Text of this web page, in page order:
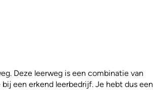
Deze leerweg is een combinatie van
een erkend leerbedrijf. Je hebt dus een